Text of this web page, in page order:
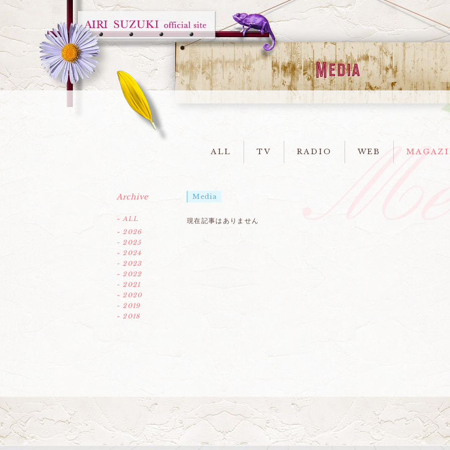
ALL TV RADIO WEB
Media
現在記事はありません
Archive
- ALL
- 2026
- 2025
- 2024
- 2023
- 2022
- 2021
- 2020
- 2019
- 2018